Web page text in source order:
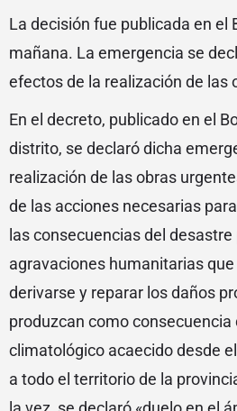
La decisión fue publicada en el
mañana. La emergencia se
efectos de la realización de las
En el decreto, publicado en el
distrito, se declaró dicha
realización de las obras
de las acciones necesarias
las consecuencias del
agravaciones humanitarias
derivarse y reparar los daños
produzcan como
climatológico acaecido desde
a todo el territorio de la